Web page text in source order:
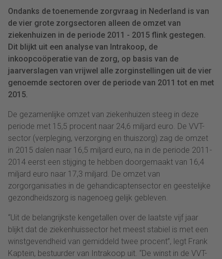
Ondanks de toenemende zorgvraag in Nederland is van
de vier grote zorgsectoren alleen de omzet van
ziekenhuizen in de periode 2011 - 2015 flink gestegen.
Dit blijkt uit een analyse van Intrakoop, de
inkoopcoöperatie van de zorg, op basis van de
jaarverslagen van vrijwel alle zorginstellingen uit de vier
genoemde sectoren over de periode van 2011 tot en met
2015.
De gezamenlijke omzet van ziekenhuizen steeg in deze
periode met 15,5 procent naar 24,6 miljard euro. De VVT-
sector (verpleging, verzorging en thuiszorg) zag de omzet
in 2015 dalen naar 16,5 miljard euro, na in de periode 2011-
2014 eerst een stijging te hebben doorgemaakt van 16,4
miljard euro naar 17,3 miljard. De omzet van
zorgorganisaties in de gehandicaptensector en geestelijke
gezondheidszorg is nagenoeg gelijk gebleven.
“Uit de belangrijkste kengetallen over de laatste vijf jaar
blijkt dat de ziekenhuissector het meest stabiel is met een
winstgevendheid van gemiddeld twee procent”, legt Frank
Kaptein, bestuurder van Intrakoop uit. “De winst in de VVT-